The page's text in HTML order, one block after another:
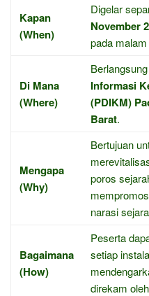
Kapan
(When)
Digelar
November
pada malam
Di Mana
(Where)
Informasi
(PDIKM)
Barat.
Mengapa
(Why)
Bertujuan
poros
narasi
Bagaimana
(How)
Peserta
setiap
direkam